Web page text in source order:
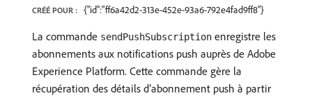
CRÉÉ POUR : {"id":"ff6a42d2-313e-452e-93a6-792e4fad9ff8"}
La commande sendPushSubscription enregistre les
abonnements aux notifications push auprès de Adobe
Experience Platform. Cette commande gère la
récupération des détails d’abonnement push à partir